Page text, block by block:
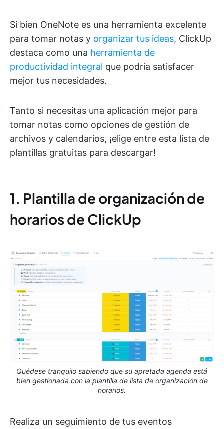
Si bien OneNote es una herramienta excelente
para tomar notas y organizar tus ideas, ClickUp
destaca como una herramienta de
productividad integral que podría satisfacer
mejor tus necesidades.
Tanto si necesitas una aplicación mejor para
tomar notas como opciones de gestión de
archivos y calendarios, ¡elige entre esta lista de
plantillas gratuitas para descargar!
1. Plantilla de organización de
horarios de ClickUp
Quédese tranquilo sabiendo que su apretada agenda está
bien gestionada con la plantilla de lista de organización de
horarios.
Realiza un seguimiento de tus eventos